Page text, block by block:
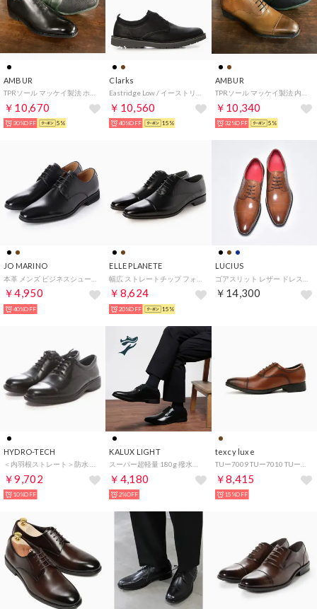
AMBUR
￥10,670
30%OFF 5%
Clarks
￥10,560
40%OFF 15%
AMBUR
￥10,340
32%OFF 5%
JO MARINO
￥4,950
40%OFF
ELLE PLANETE
￥8,624
20%OFF 15%
LUCIUS
￥14,300
HYDRO-TECH
￥9,702
10%OFF
KALUX LIGHT
￥4,180
2%OFF
texcy luxe
￥8,415
15%OFF